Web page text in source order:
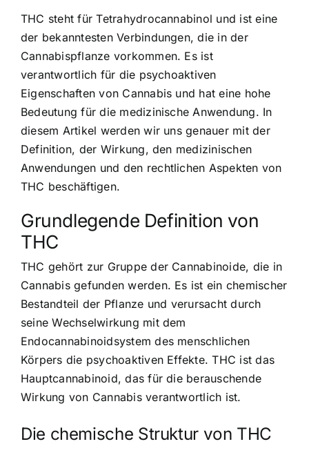
THC steht für Tetrahydrocannabinol und ist eine
der bekanntesten Verbindungen, die in der
Cannabispflanze vorkommen. Es ist
verantwortlich für die psychoaktiven
Eigenschaften von Cannabis und hat eine hohe
Bedeutung für die medizinische Anwendung. In
diesem Artikel werden wir uns genauer mit der
Definition, der Wirkung, den medizinischen
Anwendungen und den rechtlichen Aspekten von
THC beschäftigen.
Grundlegende Definition von
THC
THC gehört zur Gruppe der Cannabinoide, die in
Cannabis gefunden werden. Es ist ein chemischer
Bestandteil der Pflanze und verursacht durch
seine Wechselwirkung mit dem
Endocannabinoidsystem des menschlichen
Körpers die psychoaktiven Effekte. THC ist das
Hauptcannabinoid, das für die berauschende
Wirkung von Cannabis verantwortlich ist.
Die chemische Struktur von THC